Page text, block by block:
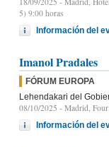
5) 9:00 horas
Información del
Imanol Pradales
FÓRUM EUROPA
Lehendakari del
08/10/2025 - Madrid,
Información del